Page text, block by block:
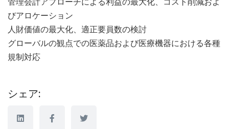
びアロケーション
人財価値の最大化、適正要員数の検討
グローバルの観点での医薬品および医療機器における各種
規制対応
シェア: